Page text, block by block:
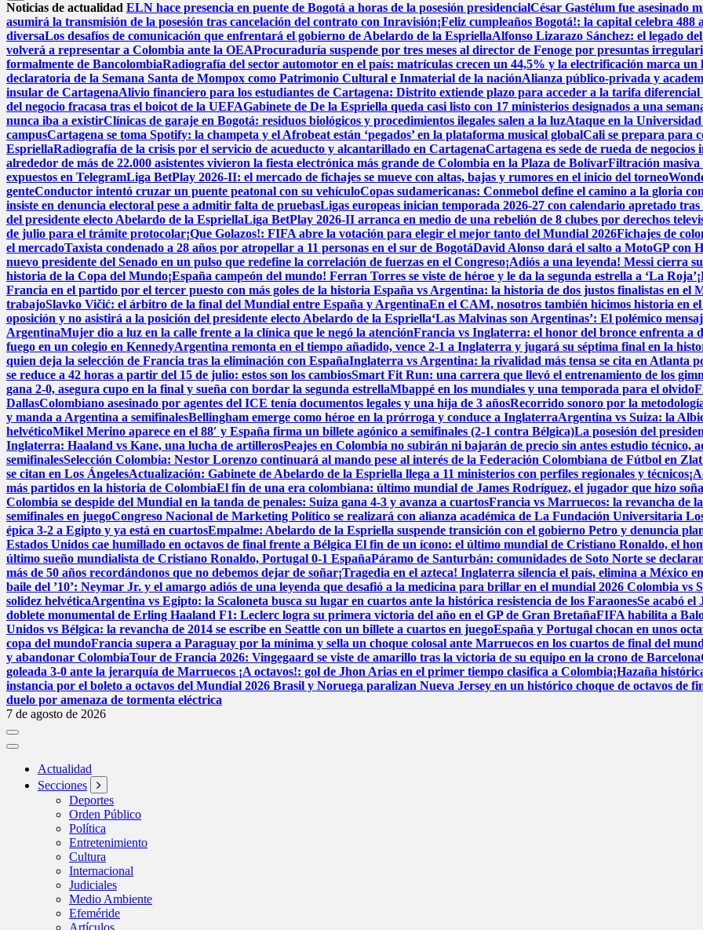
Noticias de actualidad ELN hace presencia en puente de Bogotá a horas de la posesión presidencialCésar Gastélum fue asesinado
asumirá la transmisión de la posesión tras cancelación del contrato con Inravisión¡Feliz cumpleaños Bogotá!: la capital celebra
diversaLos desafíos de comunicación que enfrentará el gobierno de Abelardo de la EspriellaAlfonso Lizarazo Sánchez: el legado
volverá a representar a Colombia ante la OEAProcuraduría suspende por tres meses al director de Fenoge por presuntas
formalmente de BancolombiaRadiografía del sector automotor en el país: matrículas crecen un 44,5% y la electrificación marca
declaratoria de la Semana Santa de Mompox como Patrimonio Cultural e Inmaterial de la naciónAlianza público-privada y
insular de CartagenaAlivio financiero para los estudiantes de Cartagena: Distrito extiende plazo para acceder a la tarifa
del negocio fracasa tras el boicot de la UEFAGabinete de De la Espriella queda casi listo con 17 ministerios designados a una
nunca iba a existirClínicas de garaje en Bogotá: residuos biológicos y procedimientos ilegales salen a la luzAtaque en la
campusCartagena se toma Spotify: la champeta y el Afrobeat están ‘pegados’ en la plataforma musical globalCali se prepara para
EspriellaRadiografía de la crisis por el servicio de acueducto y alcantarillado en CartagenaCartagena es sede de rueda de
alrededor de más de 22.000 asistentes vivieron la fiesta electrónica más grande de Colombia en la Plaza de BolívarFiltración masiva
expuestos en TelegramLiga BetPlay 2026-II: el mercado de fichajes se mueve con altas, bajas y rumores en el inicio del torneo
genteConductor intentó cruzar un puente peatonal con su vehículoCopas sudamericanas: Conmebol define el camino a la gloria
insiste en denuncia electoral pese a admitir falta de pruebasLigas europeas inician temporada 2026-27 con calendario apretado
del presidente electo Abelardo de la EspriellaLiga BetPlay 2026-II arranca en medio de una rebelión de 8 clubes por derechos
de julio para el trámite protocolar¡Que Golazos!: FIFA abre la votación para elegir el mejor tanto del Mundial 2026Fichajes de
el mercadoTaxista condenado a 28 años por atropellar a 11 personas en el sur de BogotáDavid Alonso dará el salto a MotoGP con
nuevo presidente del Senado en un pulso que redefine la correlación de fuerzas en el Congreso¡Adiós a una leyenda! Messi cierra
historia de la Copa del Mundo¡España campeón del mundo! Ferran Torres se viste de héroe y le da la segunda estrella a ‘La Roja’
Francia en el partido por el tercer puesto con más goles de la historia España vs Argentina: la historia de dos justos finalistas en el
trabajoSlavko Vičić: el árbitro de la final del Mundial entre España y ArgentinaEn el CAM, nosotros también hicimos historia en
oposición y no asistirá a la posición del presidente electo Abelardo de la Espriella‘Las Malvinas son Argentinas’: El polémico
ArgentinaMujer dio a luz en la calle frente a la clínica que le negó la atenciónFrancia vs Inglaterra: el honor del bronce enfrenta a
fuego en un colegio en KennedyArgentina remonta en el tiempo añadido, vence 2-1 a Inglaterra y jugará su séptima final en la
quien deja la selección de Francia tras la eliminación con EspañaInglaterra vs Argentina: la rivalidad más tensa se cita en Atlanta
se reduce a 42 horas a partir del 15 de julio: estos son los cambiosSmart Fit Run: una carrera que llevó el entrenamiento de los
gana 2-0, asegura cupo en la final y sueña con bordar la segunda estrellaMbappé en los mundiales y una temporada para el olvido
DallasColombiano asesinado por agentes del ICE tenía documentos legales y una hija de 3 añosRecorrido sonoro por la
y manda a Argentina a semifinalesBellingham emerge como héroe en la prórroga y conduce a InglaterraArgentina vs Suiza: la
helvéticoMikel Merino aparece en el 88′ y España firma un billete agónico a semifinales (2-1 contra Bélgica)La posesión del
Inglaterra: Haaland vs Kane, una lucha de artillerosPeajes en Colombia no subirán ni bajarán de precio sin antes estudio técnico,
semifinalesSelección Colombia: Nestor Lorenzo continuará al mando pese al interés de la Federación Colombiana de Fútbol en
se citan en Los ÁngelesActualización: Gabinete de Abelardo de la Espriella llega a 11 ministerios con perfiles regionales y técnicos
más partidos en la historia de ColombiaEl fin de una era colombiana: último mundial de James Rodríguez, el jugador que hizo
Colombia se despide del Mundial en la tanda de penales: Suiza gana 4-3 y avanza a cuartosFrancia vs Marruecos: la revancha de
semifinales en juegoCongreso Nacional de Marketing Político se realizará con alianza académica de La Fundación Universitaria
épica 3-2 a Egipto y ya está en cuartosEmpalme: Abelardo de la Espriella suspende transición con el gobierno Petro y denuncia
Estados Unidos cae humillado en octavos de final frente a Bélgica El fin de un ícono: el último mundial de Cristiano Ronaldo, el
último sueño mundialista de Cristiano Ronaldo, Portugal 0-1 EspañaPáramo de Santurbán: comunidades de Soto Norte se
más de 50 años recordándonos que no debemos dejar de soñar¡Tragedia en el azteca! Inglaterra silencia el país, elimina a México
baile del ’10’: Neymar Jr. y el amargo adiós de una leyenda que desafió a la medicina para brillar en el mundial 2026 Colombia vs
solidez helvéticaArgentina vs Egipto: la Scaloneta busca su lugar en cuartos ante la histórica resistencia de los FaraonesSe acabó
doblete monumental de Erling Haaland F1: Leclerc logra su primera victoria del año en el GP de Gran BretañaFIFA habilita a
Unidos vs Bélgica: la revancha de 2014 se escribe en Seattle con un billete a cuartos en juegoEspaña y Portugal chocan en unos
copa del mundoFrancia supera a Paraguay por la mínima y sella un choque colosal ante Marruecos en los cuartos de final del
y abandonar ColombiaTour de Francia 2026: Vingegaard se viste de amarillo tras la victoria de su equipo en la crono de Barcelona
goleada 3-0 ante la jerarquía de Marruecos ¡A octavos!: gol de Jhon Arias en el primer tiempo clasifica a Colombia¡Hazaña
instancia por el boleto a octavos del Mundial 2026 Brasil y Noruega paralizan Nueva Jersey en un histórico choque de octavos de
duelo por amenaza de tormenta eléctrica
7 de agosto de 2026
Actualidad
Secciones
Deportes
Orden Público
Política
Entretenimiento
Cultura
Internacional
Judiciales
Medio Ambiente
Efeméride